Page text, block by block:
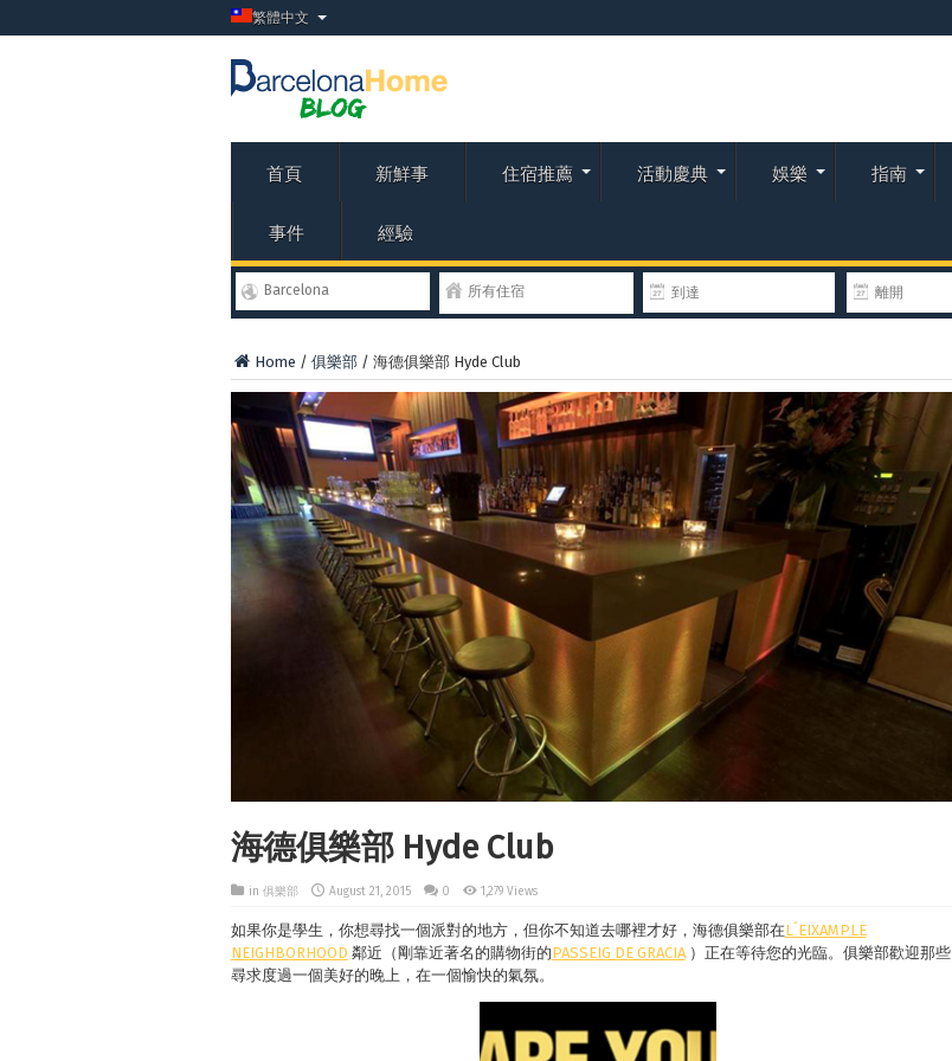
繁體中文
首頁 新鮮事 住宿推薦 活動慶典 娛樂 指南
事件 經驗
Barcelona 所有住宿
Home / 俱樂部/ 海德俱樂部 Hyde Club
海德俱樂部 Hyde Club
in 俱樂部 August 21, 2015 0 1,279 Views
如果你是學生，你想尋找一個派對的地方，但你不知道去哪裡才好，海德俱樂部在L´EIXAMPLE
NEIGHBORHOOD 鄰近（剛靠近著名的購物街的PASSEIG DE GRACIA）正在等待您的光臨。俱樂部歡迎那些
尋求度過一個美好的晚上，在一個愉快的氣氛。